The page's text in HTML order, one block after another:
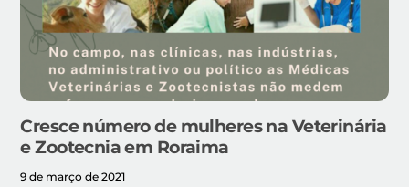
Cresce número de mulheres na Veterinária
e Zootecnia em Roraima
9 de março de 2021